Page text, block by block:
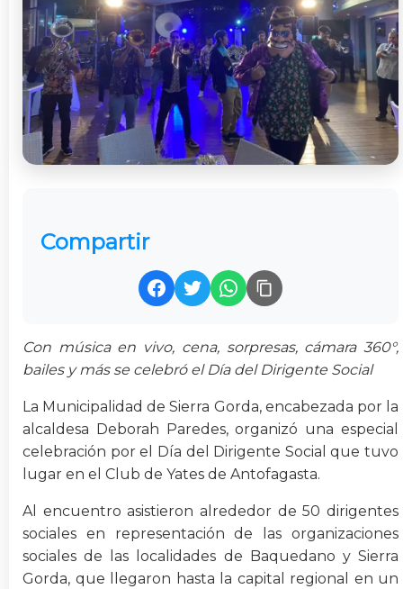
Con música en vivo, cena, sorpresas, cámara 360°,
bailes y más se celebró el Día del Dirigente Social
La Municipalidad de Sierra Gorda, encabezada por la
alcaldesa Deborah Paredes, organizó una especial
celebración por el Día del Dirigente Social que tuvo
lugar en el Club de Yates de Antofagasta.
Al encuentro asistieron alrededor de 50 dirigentes
sociales en representación de las organizaciones
sociales de las localidades de Baquedano y Sierra
Gorda, que llegaron hasta la capital regional en un
Compartir